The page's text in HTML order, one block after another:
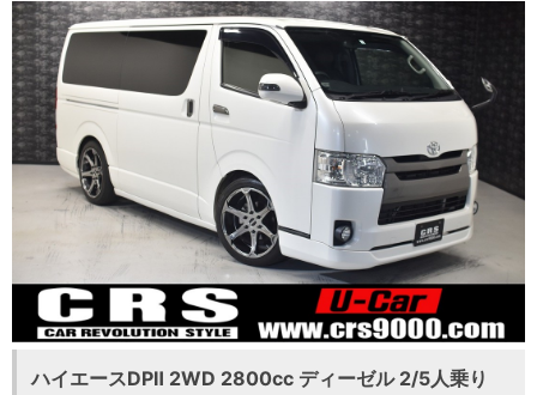
ハイエースDPⅡ 2WD 2800cc ディーゼル 2/5人乗り